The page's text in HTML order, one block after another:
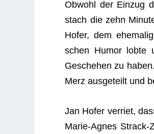
Obwohl der Ein­zug
stach die zehn
Hofer, dem
schen Humor lobte
Gesche­hen zu
Merz aus­ge­teilt und
Jan Hofer ver­riet,
Marie-Agnes